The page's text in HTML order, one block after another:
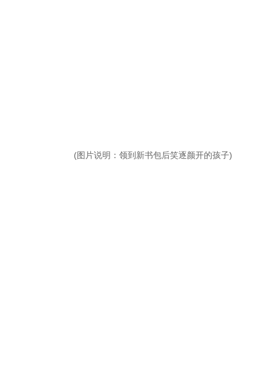
(图片说明：领到新书包后笑逐颜开的孩子)